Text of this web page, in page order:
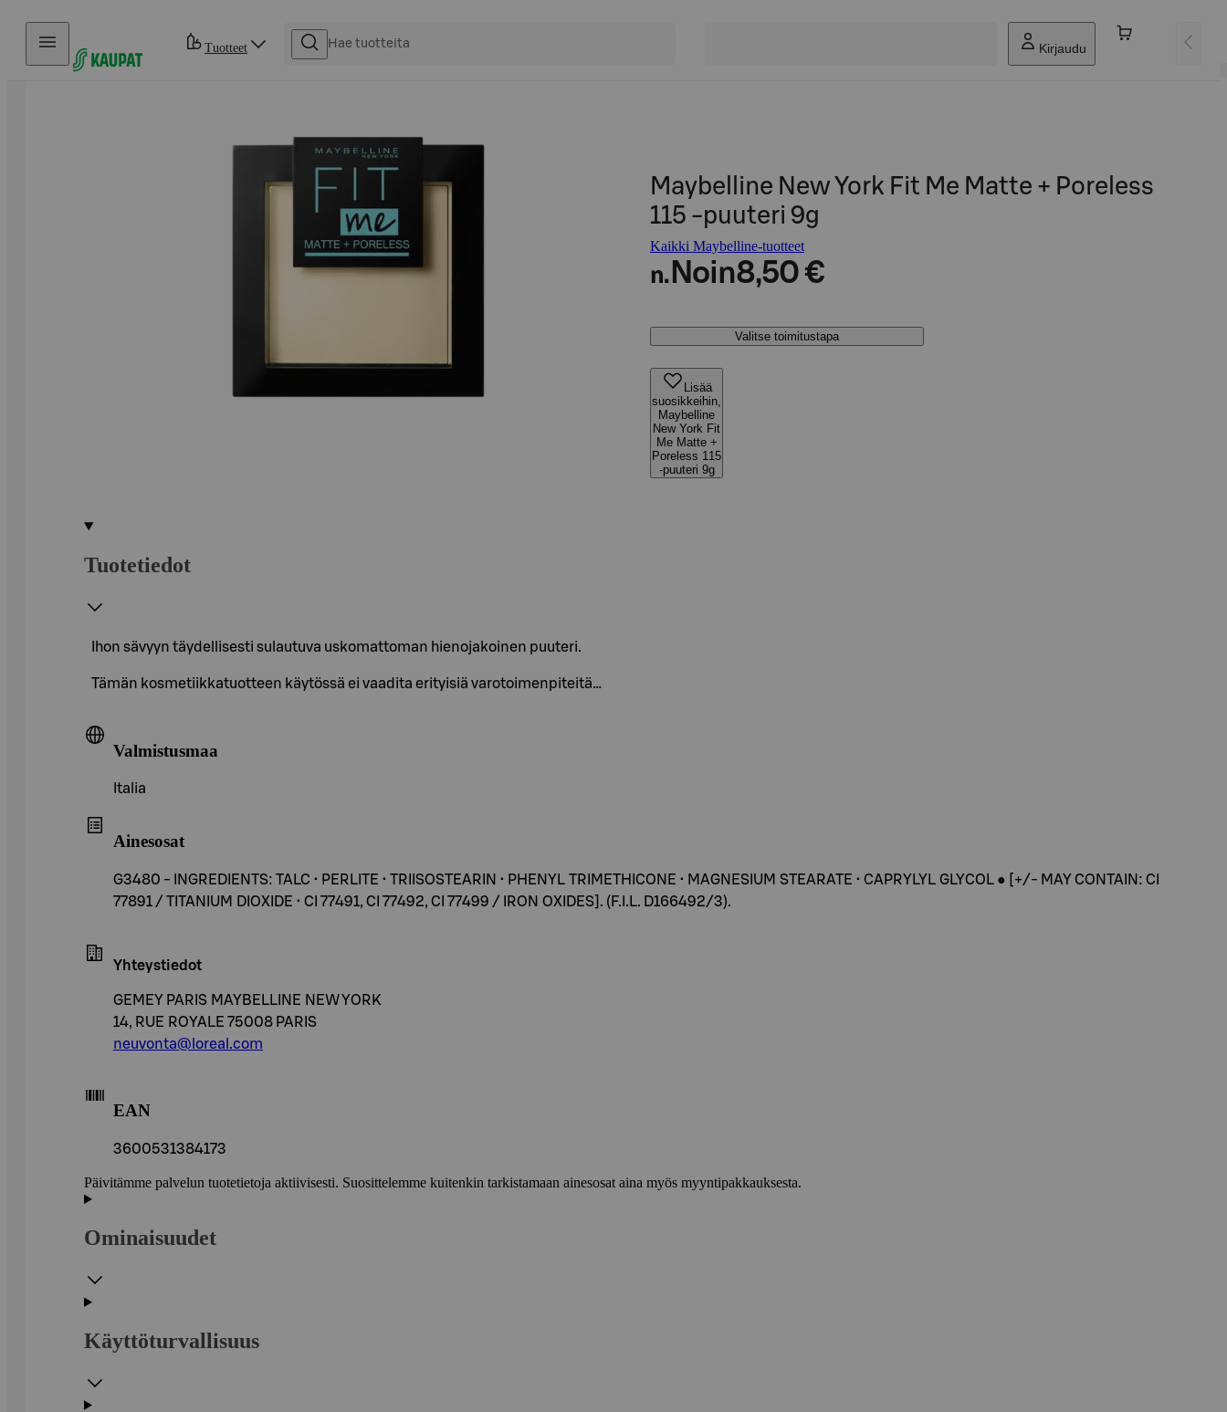
Hyppää sisältöön
Tuotteet Kirjaudu
Maybelline New York Fit Me Matte + Poreless
115 -puuteri 9g
Kaikki Maybelline-tuotteet
n. Noin8,50 €
Valitse toimitustapa
Lisää
suosikkeihin,
Maybelline
New York Fit
Me Matte +
Poreless 115
-puuteri 9g
Tuotetiedot
Ihon sävyyn täydellisesti sulautuva uskomattoman hienojakoinen puuteri.
Tämän kosmetiikkatuotteen käytössä ei vaadita erityisiä varotoimenpiteitä…
Valmistusmaa
Italia
Ainesosat
G3480 - INGREDIENTS: TALC • PERLITE • TRIISOSTEARIN • PHENYL TRIMETHICONE • MAGNESIUM STEARATE • CAPRYLYL GLYCOL ● [+/- MAY CONTAIN: CI
77891 / TITANIUM DIOXIDE • CI 77491, CI 77492, CI 77499 / IRON OXIDES]. (F.I.L. D166492/3).
Yhteystiedot
GEMEY PARIS MAYBELLINE NEW YORK
14, RUE ROYALE 75008 PARIS
neuvonta@loreal.com
EAN
3600531384173
Päivitämme palvelun tuotetietoja aktiivisesti. Suosittelemme kuitenkin tarkistamaan ainesosat aina myös myyntipakkauksesta.
Ominaisuudet
Käyttöturvallisuus